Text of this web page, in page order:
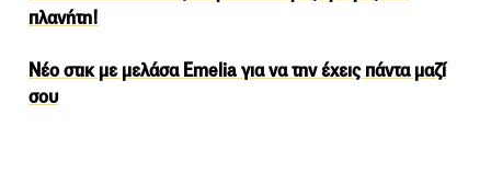
πλανήτη!
Νέο στικ με μελάσα Emelia για να την έχεις πάντα μαζί
σου